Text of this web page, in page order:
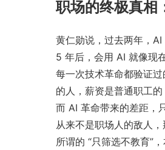
职场的终极真相
黄仁勋说，过去两年，
5 年后，会用 AI 就像现
每一次技术革命都验证
的人，薪资是普通职工
而 AI 革命带来的差距，
从来不是职场人的敌人
所谓的 “只筛选不教育”